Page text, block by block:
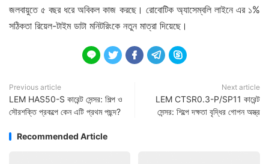
জলবায়ুতে ৫ বছর ধরে অবিকল কাজ করছে। রোবোটিক অ্যাসেম্বলি লাইনে এর ১%
সঠিকতা রিয়েল-টাইম ডাটা মনিটরিংকে নতুন মাত্রা দিয়েছে।
    
Previous article
LEM HAS50-S কারেন্ট সেন্সর: শিল্প ও
সৌরশক্তি প্রকল্পে কেন এটি প্রথম পছন্দ?
Next article
LEM CTSR0.3-P/SP11 কারেন্ট
সেন্সর: শিল্পে দক্ষতা বৃদ্ধির গোপন অস্ত্র
Recommended Article